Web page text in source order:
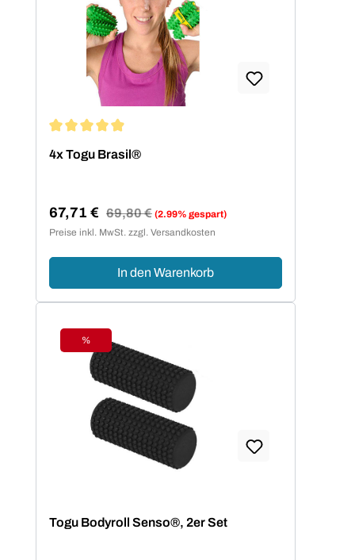
4x Togu Brasil®
Verkaufspreis:
67,71 € Regulärer Preis:
69,80 € (2.99% gespart)
Preise inkl. MwSt. zzgl. Versandkosten
In den Warenkorb
Rabatt
%
Togu Bodyroll Senso®, 2er Set